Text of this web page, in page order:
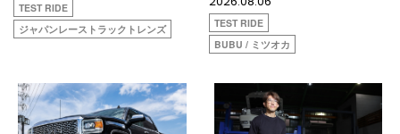
TEST RIDE
ジャパンレーストラックトレンズ
TEST RIDE
BUBU / ミツオカ